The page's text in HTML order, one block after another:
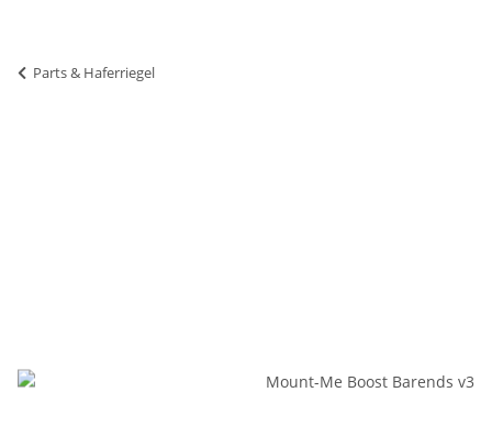
Parts & Haferriegel